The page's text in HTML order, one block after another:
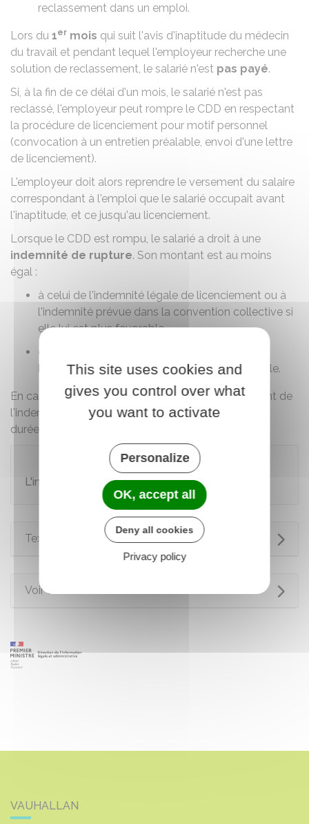
reclassement dans un emploi.
Lors du 1er mois qui suit l'avis d'inaptitude du médecin
du travail et pendant lequel l'employeur recherche une
solution de reclassement, le salarié n'est pas payé.
Si, à la fin de ce délai d'un mois, le salarié n'est pas
reclassé, l'employeur peut rompre le CDD en respectant
la procédure de licenciement pour motif personnel
(convocation à un entretien préalable, envoi d'une lettre
de licenciement).
L'employeur doit alors reprendre le versement du salaire
correspondant à l'emploi que le salarié occupait avant
l'inaptitude, et ce jusqu'au licenciement.
Lorsque le CDD est rompu, le salarié a droit à une
indemnité de rupture. Son montant est au moins
égal :
à celui de l'indemnité légale de licenciement ou à
l'indemnité prévue dans la convention collective si
elle lui est plus favorable
ou
lorsque l'inaptitude est d'origine professionnelle.
En cas d'ancienneté inférieure à 1 an, le montant de
l'indemnité est calculéproportionnellement
durée d'emploi.
L'indemnité de précaritéest versée au salarié.
Textes de référence
Voir aussi
VAUHALLAN
This site uses cookies and
gives you control over what
you want to activate
Personalize
OK, accept all
Deny all cookies
Privacy policy